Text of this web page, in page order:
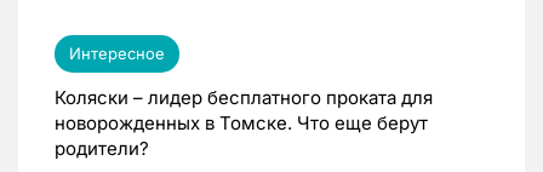
Интересное
Коляски – лидер бесплатного проката для
новорожденных в Томске. Что еще берут
родители?